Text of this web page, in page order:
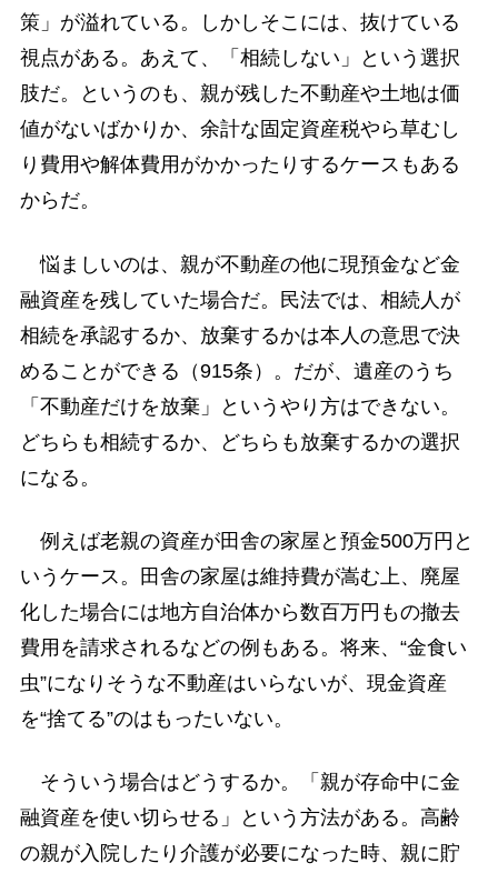
策」が溢れている。しかしそこには、抜けている
視点がある。あえて、「相続しない」という選択
肢だ。というのも、親が残した不動産や土地は価
値がないばかりか、余計な固定資産税やら草むし
り費用や解体費用がかかったりするケースもある
からだ。
悩ましいのは、親が不動産の他に現預金など金
融資産を残していた場合だ。民法では、相続人が
相続を承認するか、放棄するかは本人の意思で決
めることができる（915条）。だが、遺産のうち
「不動産だけを放棄」というやり方はできない。
どちらも相続するか、どちらも放棄するかの選択
になる。
例えば老親の資産が田舎の家屋と預金500万円と
いうケース。田舎の家屋は維持費が嵩む上、廃屋
化した場合には地方自治体から数百万円もの撤去
費用を請求されるなどの例もある。将来、“金食い
虫”になりそうな不動産はいらないが、現金資産
を“捨てる”のはもったいない。
そういう場合はどうするか。「親が存命中に金
融資産を使い切らせる」という方法がある。高齢
の親が入院したり介護が必要になった時、親に貯